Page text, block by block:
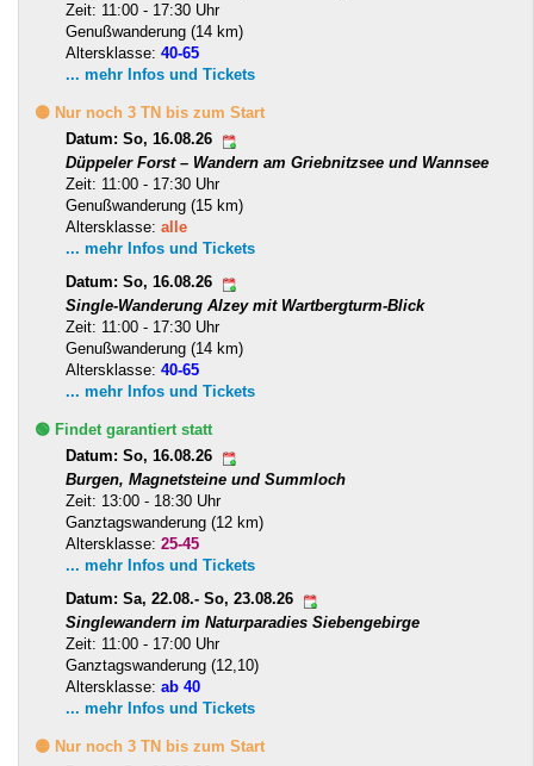
Zeit: 11:00 - 17:30 Uhr
Genußwanderung (14 km)
Altersklasse: 40-65
... mehr Infos und Tickets
🟡 Nur noch 3 TN bis zum Start
Datum: So, 16.08.26
Düppeler Forst – Wandern am Griebnitzsee und Wannsee
Zeit: 11:00 - 17:30 Uhr
Genußwanderung (15 km)
Altersklasse: alle
... mehr Infos und Tickets
Datum: So, 16.08.26
Single-Wanderung Alzey mit Wartbergturm-Blick
Zeit: 11:00 - 17:30 Uhr
Genußwanderung (14 km)
Altersklasse: 40-65
... mehr Infos und Tickets
🟢 Findet garantiert statt
Datum: So, 16.08.26
Burgen, Magnetsteine und Summloch
Zeit: 13:00 - 18:30 Uhr
Ganztagswanderung (12 km)
Altersklasse: 25-45
... mehr Infos und Tickets
Datum: Sa, 22.08.- So, 23.08.26
Singlewandern im Naturparadies Siebengebirge
Zeit: 11:00 - 17:00 Uhr
Ganztagswanderung (12,10)
Altersklasse: ab 40
... mehr Infos und Tickets
🟡 Nur noch 3 TN bis zum Start